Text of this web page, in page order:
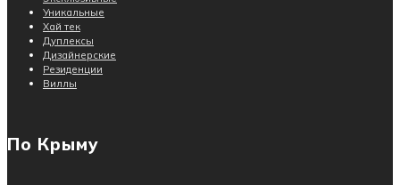
Уникальные
Хай тек
Дуплексы
Дизайнерские
Резиденции
Виллы
По Крыму